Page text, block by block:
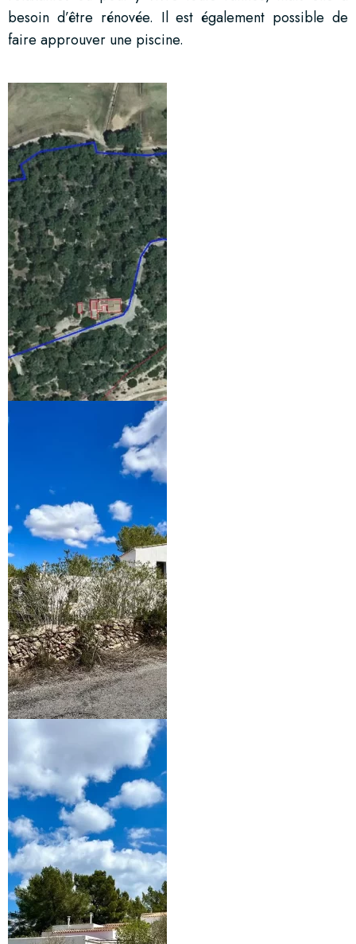
besoin d’être rénovée. Il est également possible de
faire approuver une piscine.